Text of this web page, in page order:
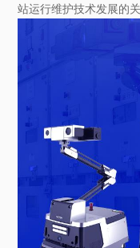
站运行维护技术发展的